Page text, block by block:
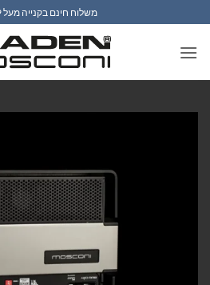
to
content
משלוח חינם בקנייה מעל 399 ש"ח